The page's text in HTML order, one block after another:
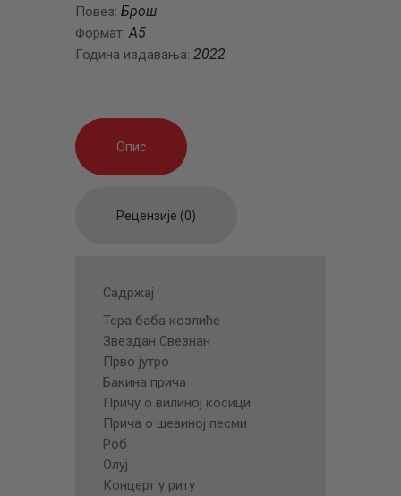
Повез: Брош
Формат:A5
Година издавања: 2022
Опис
Рецензије (0)
Садржај
Тера баба козлиће
Звездан Свезнан
Прво јутро
Бакина прича
Причу о вилиној косици
Прича о шевиној песми
Роб
Олуј
Концерт у риту